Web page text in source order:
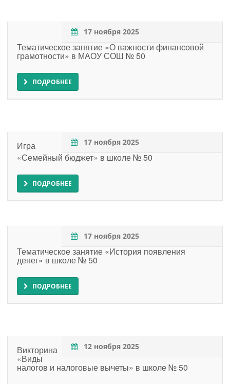
17 ноября 2025
Тематическое занятие «О важности финансовой
грамотности» в МАОУ СОШ № 50
ПОДРОБНЕЕ
17 ноября 2025
Игра
«Семейный бюджет» в школе № 50
ПОДРОБНЕЕ
17 ноября 2025
Тематическое занятие «История появления
денег» в школе № 50
ПОДРОБНЕЕ
12 ноября 2025
Викторина
«Виды
налогов и налоговые вычеты» в школе № 50